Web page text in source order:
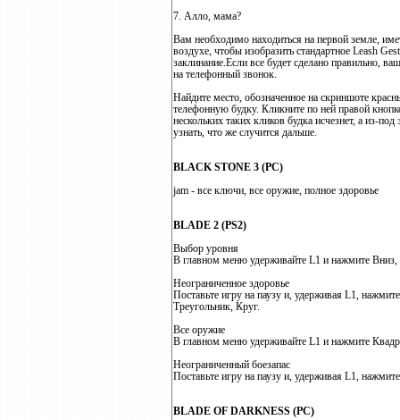
7. Алло, мама?
Вам необходимо находиться на первой земле,
воздухе, чтобы изобразить стандартное Leash
заклинание.Если все будет сделано правильно,
на телефонный звонок.
Найдите место, обозначенное на скриншоте
телефонную будку. Кликните по ней правой
нескольких таких кликов будка исчезнет, а из-
узнать, что же случится дальше.
BLACK STONE 3 (PC)
jam - все ключи, все оружие, полное здоровье
BLADE 2 (PS2)
Выбор уровня
В главном меню удерживайте L1 и нажмите
Неограниченное здоровье
Поставьте игру на паузу и, удерживая L1,
Треугольник, Круг.
Все оружие
В главном меню удерживайте L1 и нажмите
Неограниченный боезапас
Поставьте игру на паузу и, удерживая L1,
BLADE OF DARKNESS (PC)